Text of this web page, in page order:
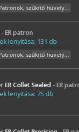
szűkítő hüvelyek és
- ER patron
lenyitása: 131 db
szűkítő hüvelyek és
ER Collet Sealed - ER
lenyitása: 75 db